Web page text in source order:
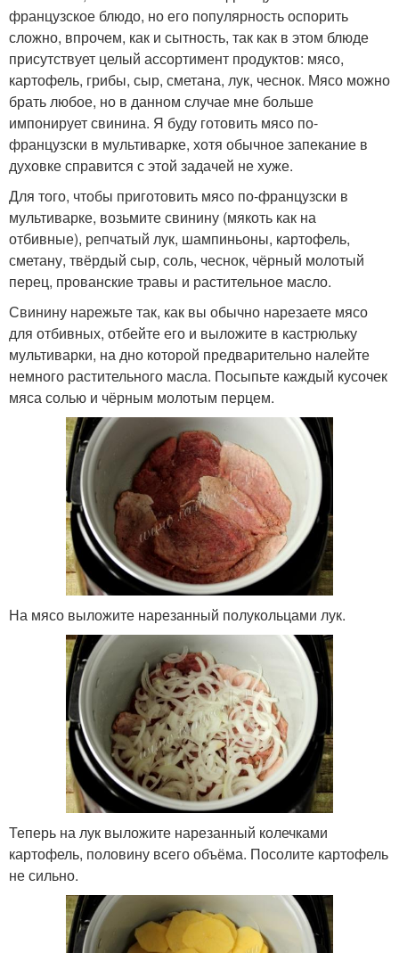
французское блюдо, но его популярность оспорить
сложно, впрочем, как и сытность, так как в этом блюде
присутствует целый ассортимент продуктов: мясо,
картофель, грибы, сыр, сметана, лук, чеснок. Мясо можно
брать любое, но в данном случае мне больше
импонирует свинина. Я буду готовить мясо по-
французски в мультиварке, хотя обычное запекание в
духовке справится с этой задачей не хуже.
Для того, чтобы приготовить мясо по-французски в
мультиварке, возьмите свинину (мякоть как на
отбивные), репчатый лук, шампиньоны, картофель,
сметану, твёрдый сыр, соль, чеснок, чёрный молотый
перец, прованские травы и растительное масло.
Свинину нарежьте так, как вы обычно нарезаете мясо
для отбивных, отбейте его и выложите в кастрюльку
мультиварки, на дно которой предварительно налейте
немного растительного масла. Посыпьте каждый кусочек
мяса солью и чёрным молотым перцем.
На мясо выложите нарезанный полукольцами лук.
Теперь на лук выложите нарезанный колечками
картофель, половину всего объёма. Посолите картофель
не сильно.